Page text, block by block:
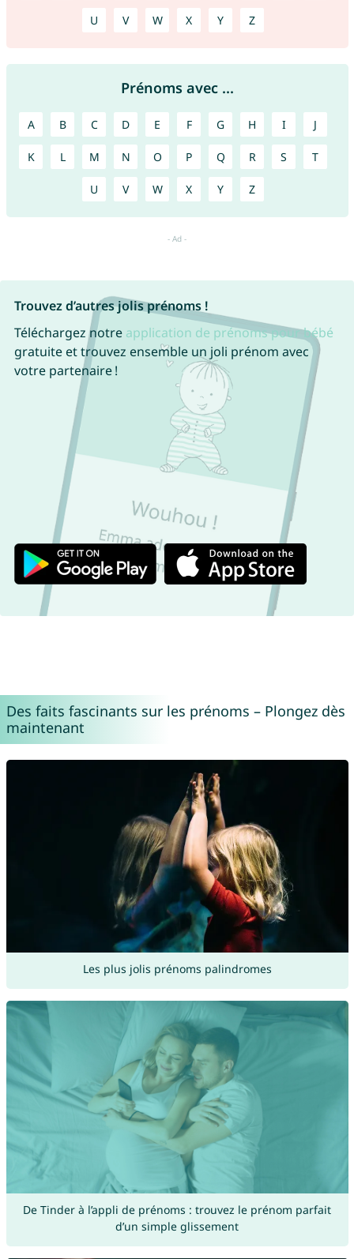
U V W X Y Z
Prénoms avec ...
A B C D E F G H I J
K L M N O P Q R S T
U V W X Y Z
Trouvez d’autres jolis prénoms !
Téléchargez notre application de prénoms pour bébé
gratuite et trouvez ensemble un joli prénom avec
votre partenaire !
Des faits fascinants sur les prénoms – Plongez dès
maintenant
Les plus jolis prénoms palindromes
De Tinder à l’appli de prénoms : trouvez le prénom parfait
d’un simple glissement